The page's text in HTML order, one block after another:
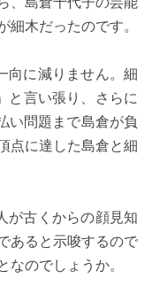
木だったのです。
向に減りません。細
と言い張り、さらに
い問題まで島倉が負
点に達した島倉と細
が古くからの顔見知
あると示唆するので
のでしょうか。